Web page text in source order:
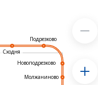
Сходня
Подрезково
Новоподрезково
Молжаниново